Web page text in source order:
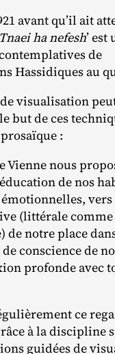
avant qu’il ait
ha nefesh’
de
Hassidiques au
visualisation
but de ces
:
Vienne nous
de nos
(littérale comme
de notre place
conscience de
profonde avec
ce
à la discipline
guidées de